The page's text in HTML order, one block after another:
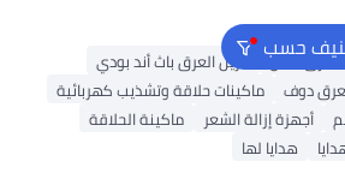
حسب
العرق أكس
مزيل العرق باث أند بودي
دوف
ماكينات حلاقة وتشذيب كهربائية
أجهزة إزالة الشعر
ماكينة الحلاقة
هدايا لها